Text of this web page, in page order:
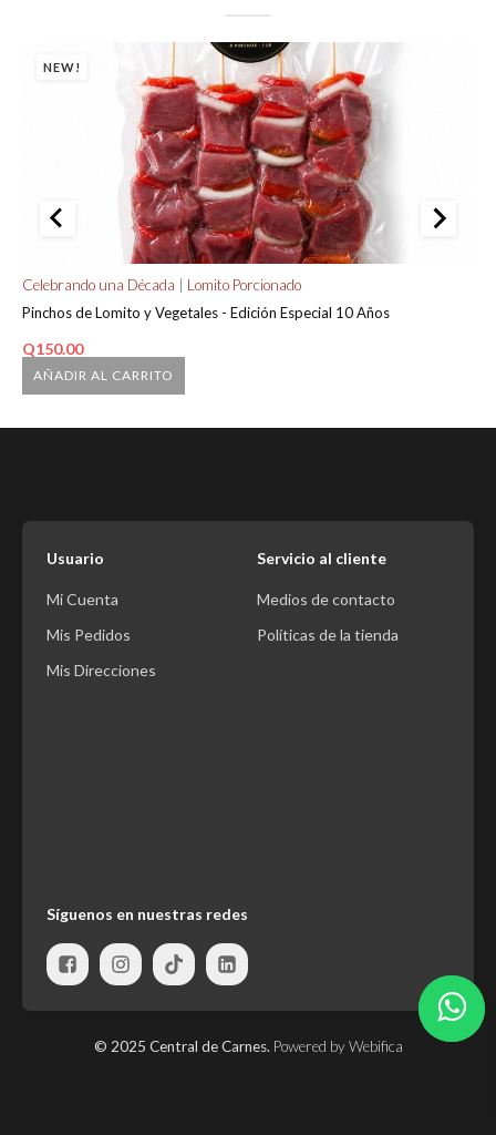
NEW!
AÑADIR AL CARRITO
Celebrando una Década | Lomito Porcionado
Pinchos de Lomito y Vegetales - Edición Especial 10 Años
Q150.00
Usuario
Mi Cuenta
Mis Pedidos
Mis Direcciones
Servicio al cliente
Medios de contacto
Políticas de la tienda
Síguenos en nuestras redes
© 2025 Central de Carnes. Powered by Webifica